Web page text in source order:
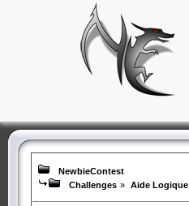
NewbieContest
Challenges » Aide Logique